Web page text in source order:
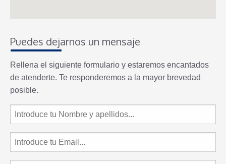
Puedes dejarnos un mensaje
Rellena el siguiente formulario y estaremos encantados
de atenderte. Te responderemos a la mayor brevedad
posible.